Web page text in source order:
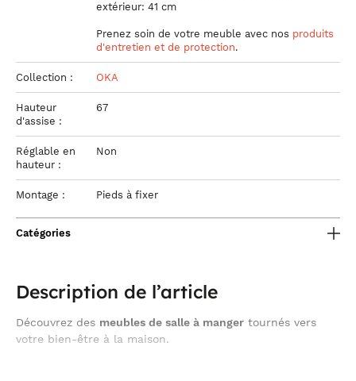
extérieur: 41 cm
Prenez soin de votre meuble avec nos produits
d'entretien et de protection.
Collection : OKA
Hauteur
d'assise :
67
Réglable en
hauteur :
Non
Montage : Pieds à fixer
Catégories
Description de l’article
Découvrez des meubles de salle à manger tournés vers
votre bien-être à la maison.